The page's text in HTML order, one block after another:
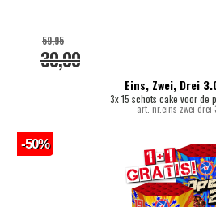
Eins, Zwei, Drei
3x 15 schots cake voor de
art. nr.eins-zwei-drei-
30,00
59,95
-50%